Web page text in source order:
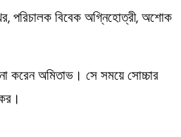
পরিচালক বিবেক অগ্নিহোত্রী, অশোক
করেন অমিতাভ। সে সময়ে সোচ্চার